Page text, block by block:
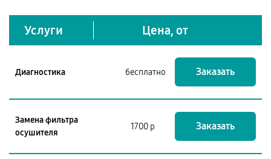
Услуги Цена, от
Диагностика бесплатно Заказать
Замена фильтра
осушителя
1700 р Заказать